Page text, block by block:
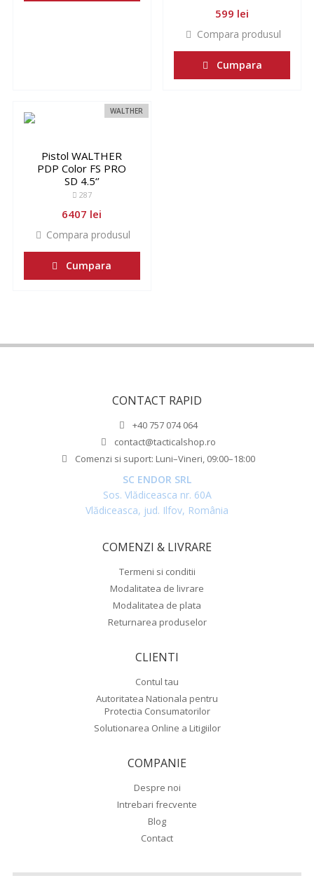
599 lei
Compara produsul
Cumpara
WALTHER
Pistol WALTHER
PDP Color FS PRO
SD 4.5‘’
287
6407 lei
Compara produsul
Cumpara
CONTACT RAPID
+40 757 074 064
contact@tacticalshop.ro
Comenzi si suport: Luni–Vineri, 09:00–18:00
SC ENDOR SRL
Sos. Vlădiceasca nr. 60A
Vlădiceasca, jud. Ilfov, România
COMENZI & LIVRARE
Termeni si conditii
Modalitatea de livrare
Modalitatea de plata
Returnarea produselor
CLIENTI
Contul tau
Autoritatea Nationala pentru
Protectia Consumatorilor
Solutionarea Online a Litigiilor
COMPANIE
Despre noi
Intrebari frecvente
Blog
Contact